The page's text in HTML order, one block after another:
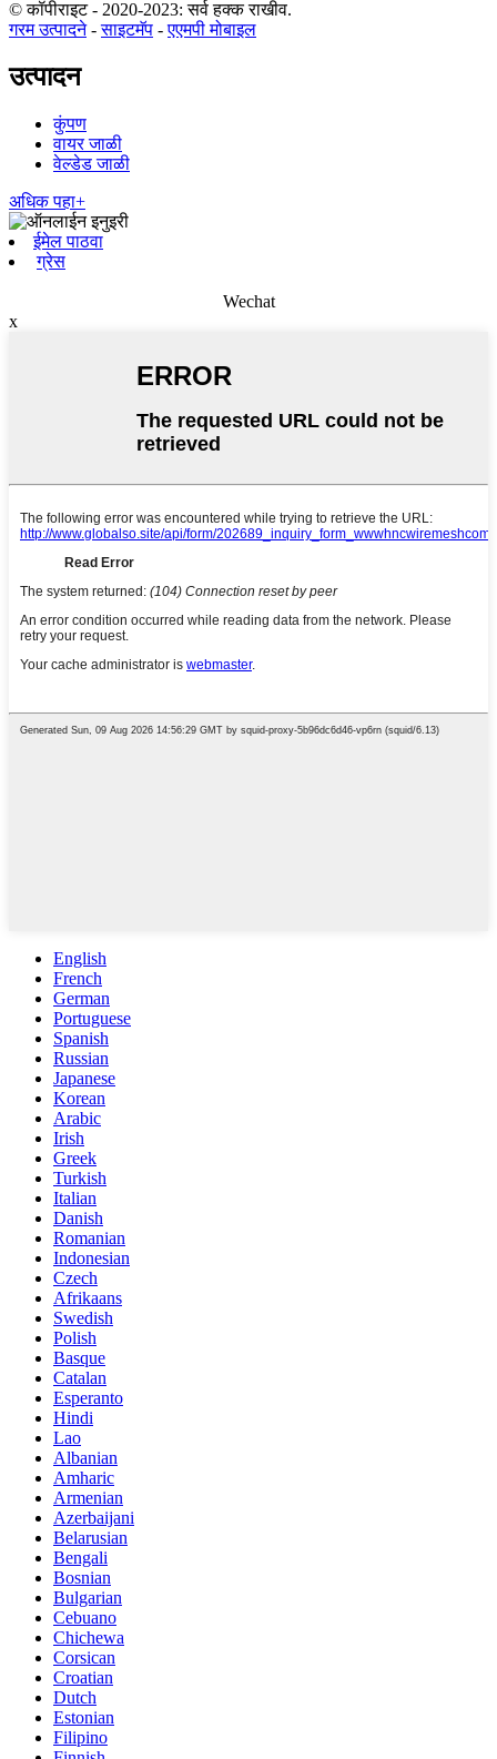
© कॉपीराइट - 2020-2023: सर्व हक्क राखीव.
गरम उत्पादने-साइटमॅप -एएमपी मोबाइल
उत्पादन
कुंपण
वायर जाळी
वेल्डेड जाळी
अधिक पहा+
ईमेल पाठवा
ग्रेस
Wechat
x
English
French
German
Portuguese
Spanish
Russian
Japanese
Korean
Arabic
Irish
Greek
Turkish
Italian
Danish
Romanian
Indonesian
Czech
Afrikaans
Swedish
Polish
Basque
Catalan
Esperanto
Hindi
Lao
Albanian
Amharic
Armenian
Azerbaijani
Belarusian
Bengali
Bosnian
Bulgarian
Cebuano
Chichewa
Corsican
Croatian
Dutch
Estonian
Filipino